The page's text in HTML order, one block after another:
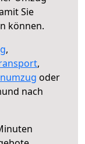
Sie
können.
,
,
oder
nach